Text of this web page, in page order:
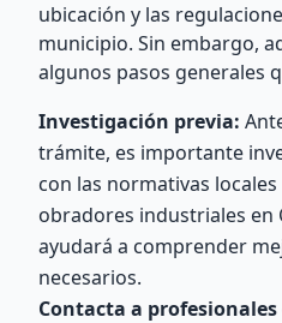
ubicación y las
municipio. Sin embargo,
algunos pasos generales
Investigación previa:
trámite, es importante
con las normativas
obradores industriales en
ayudará a comprender
necesarios.
Contacta a profesionales